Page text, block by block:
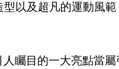
以及超凡的運動風
人矚目的一大亮點當